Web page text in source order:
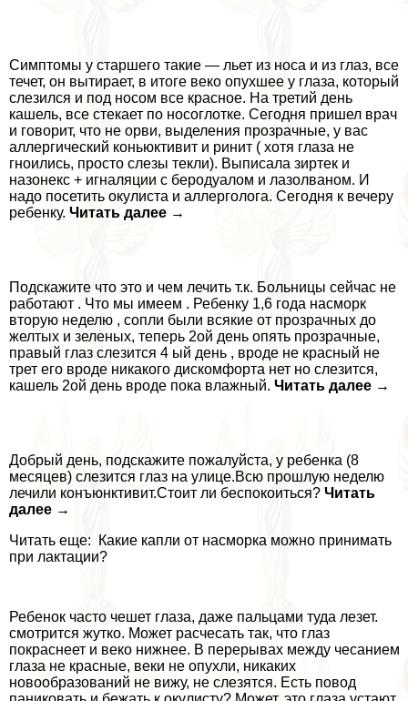
Симптомы у старшего такие — льет из носа и из глаз, все
течет, он вытирает, в итоге веко опухшее у глаза, который
слезился и под носом все красное. На третий день
кашель, все стекает по носоглотке. Сегодня пришел врач
и говорит, что не орви, выделения прозрачные, у вас
аллергический коньюктивит и ринит ( хотя глаза не
гноились, просто слезы текли). Выписала зиртек и
назонекс + игналяции с беродуалом и лазолваном. И
надо посетить окулиста и аллерголога. Сегодня к вечеру
ребенку. Читать далее →
Подскажите что это и чем лечить т.к. Больницы сейчас не
работают . Что мы имеем . Ребенку 1,6 года насморк
вторую неделю , сопли были всякие от прозрачных до
желтых и зеленых, теперь 2ой день опять прозрачные,
правый глаз слезится 4 ый день , вроде не красный не
трет его вроде никакого дискомфорта нет но слезится,
кашель 2ой день вроде пока влажный. Читать далее →
Добрый день, подскажите пожалуйста, у ребенка (8
месяцев) слезится глаз на улице.Всю прошлую неделю
лечили конъюнктивит.Стоит ли беспокоиться? Читать
далее →
Читать еще: Какие капли от насморка можно принимать
при лактации?
Ребенок часто чешет глаза, даже пальцами туда лезет.
смотрится жутко. Может расчесать так, что глаз
покраснеет и веко нижнее. В перерывах между чесанием
глаза не красные, веки не опухли, никаких
новообразований не вижу, не слезятся. Есть повод